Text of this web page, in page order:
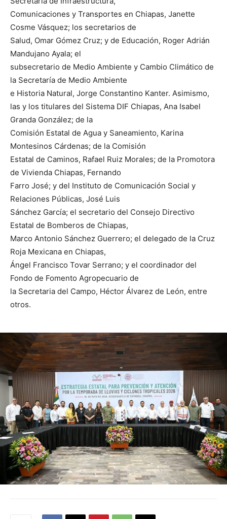
Comunicaciones y Transportes en Chiapas, Janette
Cosme Vásquez; los secretarios de
Salud, Omar Gómez Cruz; y de Educación, Roger Adrián
Mandujano Ayala; el
subsecretario de Medio Ambiente y Cambio Climático de
la Secretaría de Medio Ambiente
e Historia Natural, Jorge Constantino Kanter. Asimismo,
las y los titulares del Sistema DIF Chiapas, Ana Isabel
Granda González; de la
Comisión Estatal de Agua y Saneamiento, Karina
Montesinos Cárdenas; de la Comisión
Estatal de Caminos, Rafael Ruiz Morales; de la Promotora
de Vivienda Chiapas, Fernando
Farro José; y del Instituto de Comunicación Social y
Relaciones Públicas, José Luis
Sánchez García; el secretario del Consejo Directivo
Estatal de Bomberos de Chiapas,
Marco Antonio Sánchez Guerrero; el delegado de la Cruz
Roja Mexicana en Chiapas,
Ángel Francisco Tovar Serrano; y el coordinador del
Fondo de Fomento Agropecuario de
la Secretaria del Campo, Héctor Álvarez de León, entre
otros.